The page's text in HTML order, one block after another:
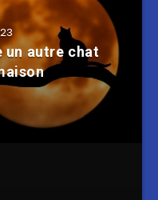
un autre chat